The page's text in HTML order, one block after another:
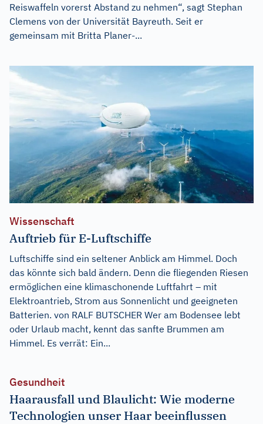
Reiswaffeln vorerst Abstand zu nehmen“, sagt Stephan
Clemens von der Universität Bayreuth. Seit er
gemeinsam mit Britta Planer-...
Wissenschaft
Auftrieb für E-Luftschiffe
Luftschiffe sind ein seltener Anblick am Himmel. Doch
das könnte sich bald ändern. Denn die fliegenden Riesen
ermöglichen eine klimaschonende Luftfahrt – mit
Elektroantrieb, Strom aus Sonnenlicht und geeigneten
Batterien. von RALF BUTSCHER Wer am Bodensee lebt
oder Urlaub macht, kennt das sanfte Brummen am
Himmel. Es verrät: Ein...
Gesundheit
Haarausfall und Blaulicht: Wie moderne
Technologien unser Haar beeinflussen